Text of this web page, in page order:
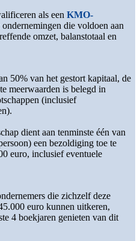
als een KMO-
die voldoen aan
omzet, balanstotaal en
50% van het gestort kapitaal, de
meerwaarden is belegd in
(inclusief
dient aan tenminste één van
een bezoldiging toe te
euro, inclusief eventuele
die zichzelf deze
euro kunnen uitkeren,
4 boekjaren genieten van dit